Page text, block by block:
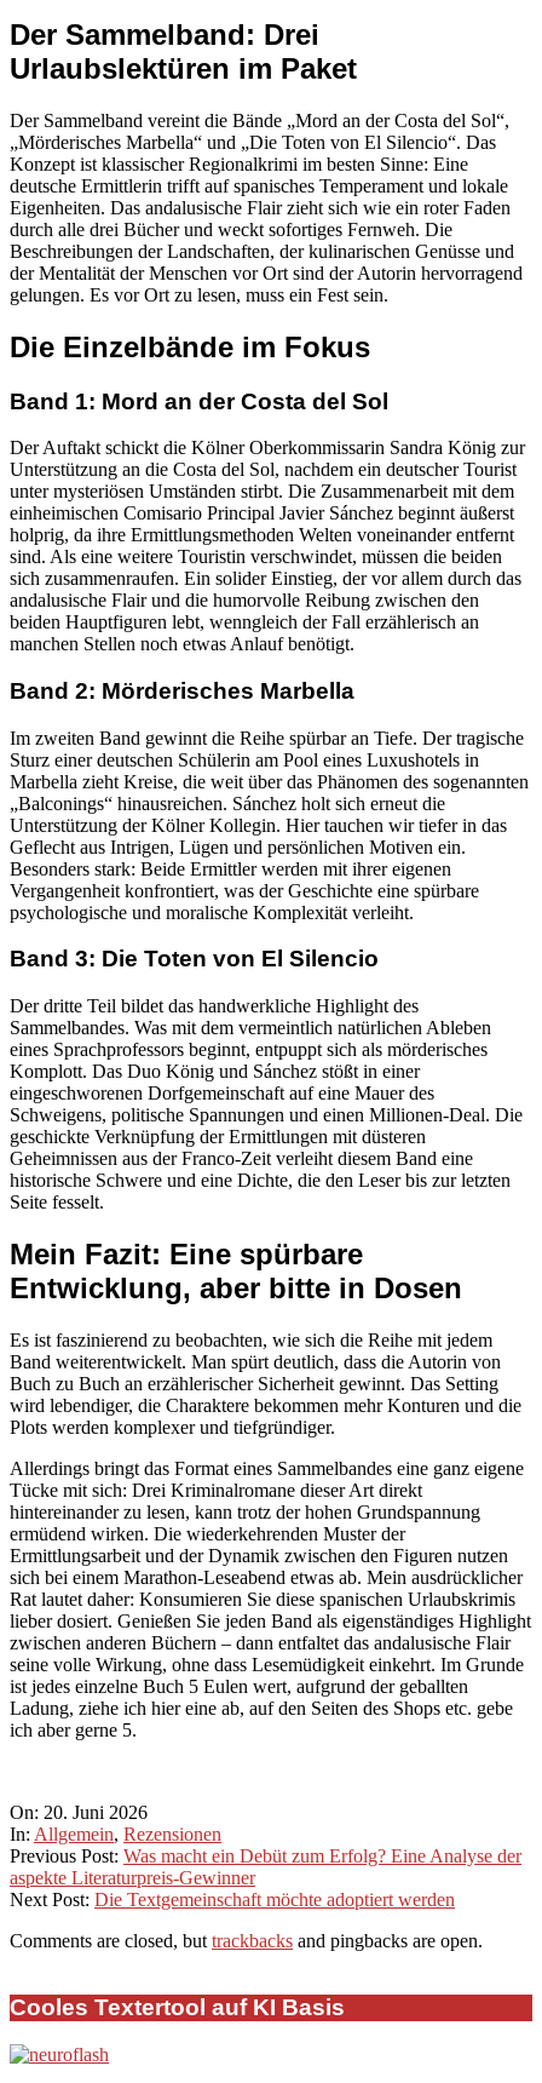
Der Sammelband: Drei
Urlaubslektüren im Paket
Der Sammelband vereint die Bände „Mord an der Costa del Sol“,
„Mörderisches Marbella“ und „Die Toten von El Silencio“. Das
Konzept ist klassischer Regionalkrimi im besten Sinne: Eine
deutsche Ermittlerin trifft auf spanisches Temperament und lokale
Eigenheiten. Das andalusische Flair zieht sich wie ein roter Faden
durch alle drei Bücher und weckt sofortiges Fernweh. Die
Beschreibungen der Landschaften, der kulinarischen Genüsse und
der Mentalität der Menschen vor Ort sind der Autorin hervorragend
gelungen. Es vor Ort zu lesen, muss ein Fest sein.
Die Einzelbände im Fokus
Band 1: Mord an der Costa del Sol
Der Auftakt schickt die Kölner Oberkommissarin Sandra König zur
Unterstützung an die Costa del Sol, nachdem ein deutscher Tourist
unter mysteriösen Umständen stirbt. Die Zusammenarbeit mit dem
einheimischen Comisario Principal Javier Sánchez beginnt äußerst
holprig, da ihre Ermittlungsmethoden Welten voneinander entfernt
sind. Als eine weitere Touristin verschwindet, müssen die beiden
sich zusammenraufen. Ein solider Einstieg, der vor allem durch das
andalusische Flair und die humorvolle Reibung zwischen den
beiden Hauptfiguren lebt, wenngleich der Fall erzählerisch an
manchen Stellen noch etwas Anlauf benötigt.
Band 2: Mörderisches Marbella
Im zweiten Band gewinnt die Reihe spürbar an Tiefe. Der tragische
Sturz einer deutschen Schülerin am Pool eines Luxushotels in
Marbella zieht Kreise, die weit über das Phänomen des sogenannten
„Balconings“ hinausreichen. Sánchez holt sich erneut die
Unterstützung der Kölner Kollegin. Hier tauchen wir tiefer in das
Geflecht aus Intrigen, Lügen und persönlichen Motiven ein.
Besonders stark: Beide Ermittler werden mit ihrer eigenen
Vergangenheit konfrontiert, was der Geschichte eine spürbare
psychologische und moralische Komplexität verleiht.
Band 3: Die Toten von El Silencio
Der dritte Teil bildet das handwerkliche Highlight des
Sammelbandes. Was mit dem vermeintlich natürlichen Ableben
eines Sprachprofessors beginnt, entpuppt sich als mörderisches
Komplott. Das Duo König und Sánchez stößt in einer
eingeschworenen Dorfgemeinschaft auf eine Mauer des
Schweigens, politische Spannungen und einen Millionen-Deal. Die
geschickte Verknüpfung der Ermittlungen mit düsteren
Geheimnissen aus der Franco-Zeit verleiht diesem Band eine
historische Schwere und eine Dichte, die den Leser bis zur letzten
Seite fesselt.
Mein Fazit: Eine spürbare
Entwicklung, aber bitte in Dosen
Es ist faszinierend zu beobachten, wie sich die Reihe mit jedem
Band weiterentwickelt. Man spürt deutlich, dass die Autorin von
Buch zu Buch an erzählerischer Sicherheit gewinnt. Das Setting
wird lebendiger, die Charaktere bekommen mehr Konturen und die
Plots werden komplexer und tiefgründiger.
Allerdings bringt das Format eines Sammelbandes eine ganz eigene
Tücke mit sich: Drei Kriminalromane dieser Art direkt
hintereinander zu lesen, kann trotz der hohen Grundspannung
ermüdend wirken. Die wiederkehrenden Muster der
Ermittlungsarbeit und der Dynamik zwischen den Figuren nutzen
sich bei einem Marathon-Leseabend etwas ab. Mein ausdrücklicher
Rat lautet daher: Konsumieren Sie diese spanischen Urlaubskrimis
lieber dosiert. Genießen Sie jeden Band als eigenständiges Highlight
zwischen anderen Büchern – dann entfaltet das andalusische Flair
seine volle Wirkung, ohne dass Lesemüdigkeit einkehrt. Im Grunde
ist jedes einzelne Buch 5 Eulen wert, aufgrund der geballten
Ladung, ziehe ich hier eine ab, auf den Seiten des Shops etc. gebe
ich aber gerne 5.
2026-
06-
20
On: 20. Juni 2026
In: Allgemein, Rezensionen
Previous Post: Was macht ein Debüt zum Erfolg? Eine Analyse der
aspekte Literaturpreis-Gewinner
Next Post: Die Textgemeinschaft möchte adoptiert werden
Comments are closed, but trackbacks and pingbacks are open.
Cooles Textertool auf KI Basis